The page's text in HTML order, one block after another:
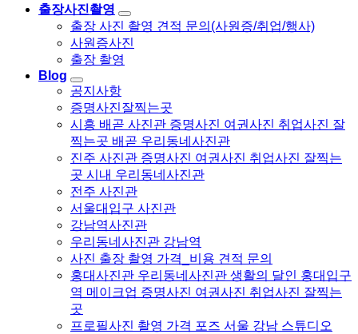
출장사진촬영
출장 사진 촬영 견적 문의(사원증/취업/행사)
사원증사진
출장 촬영
Blog
공지사항
증명사진잘찍는곳
시흥 배곧 사진관 증명사진 여권사진 취업사진 잘
찍는곳 배곧 우리동네사진관
진주 사진관 증명사진 여권사진 취업사진 잘찍는
곳 시내 우리동네사진관
전주 사진관
서울대입구 사진관
강남역사진관
우리동네사진관 강남역
사진 출장 촬영 가격_비용 견적 문의
홍대사진관 우리동네사진관 생활의 달인 홍대입구
역 메이크업 증명사진 여권사진 취업사진 잘찍는
곳
프로필사진 촬영 가격 포즈 서울 강남 스튜디오